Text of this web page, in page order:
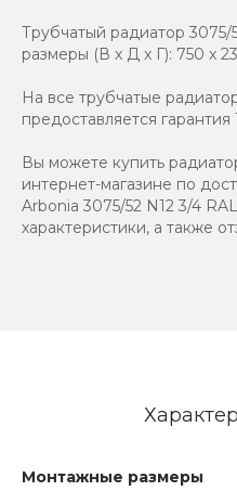
Трубчатый радиатор 3075/
размеры (В x Д x Г): 750 x
На все трубчатые
предоставляется гарантия
Вы можете купить
интернет-магазине по
Arbonia 3075/52 N12 3/4
характеристики, а также
Монтажные размеры